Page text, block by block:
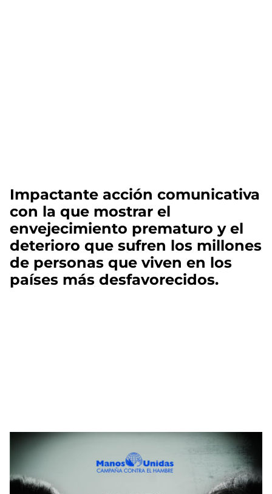
Impactante acción comunicativa
con la que mostrar el
envejecimiento prematuro y el
deterioro que sufren los millones
de personas que viven en los
países más desfavorecidos.